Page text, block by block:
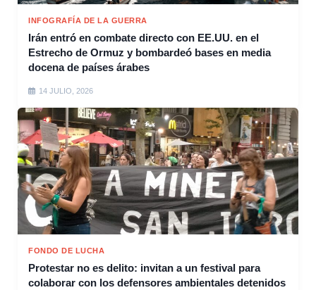
INFOGRAFÍA DE LA GUERRA
Irán entró en combate directo con EE.UU. en el
Estrecho de Ormuz y bombardeó bases en media
docena de países árabes
14 JULIO, 2026
FONDO DE LUCHA
Protestar no es delito: invitan a un festival para
colaborar con los defensores ambientales detenidos